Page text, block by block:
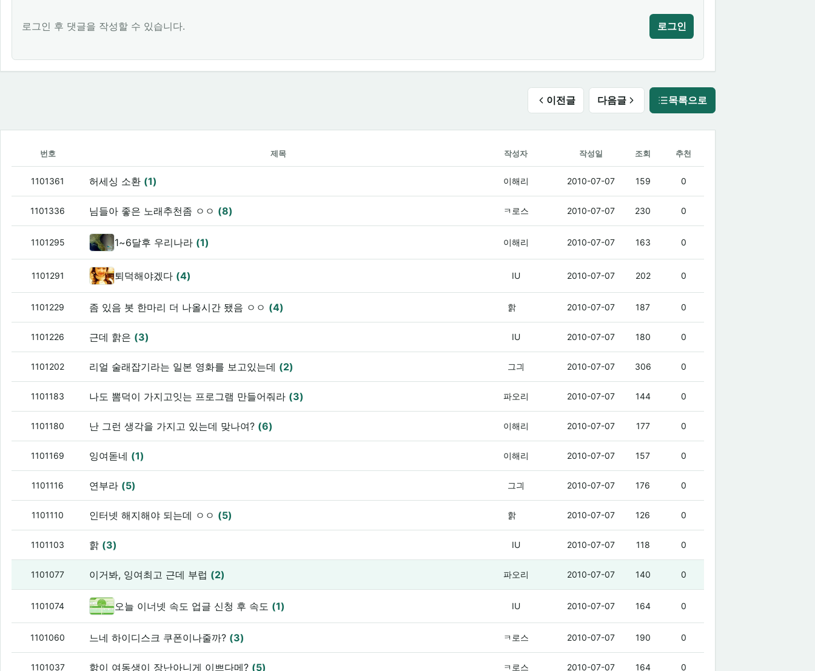
로그인 후 댓글을 작성할 수 있습니다. 로그인
이전글 다음글 목록으로
번호 제목 작성자 작성일 조회 추천
1101361 허세싱 소환 (1) 이해리 2010-07-07 159 0
1101336 님들아 좋은 노래추천좀 ㅇㅇ (8) ㅋ로스 2010-07-07 230 0
1101295 1~6달후 우리나라 (1) 이해리 2010-07-07 163 0
1101291 퇴덕해야겠다 (4) IU 2010-07-07 202 0
1101229 좀 있음 봇 한마리 더 나올시간 됐음 ㅇㅇ (4) 핡 2010-07-07 187 0
1101226 근데 핡은 (3) IU 2010-07-07 180 0
1101202 리얼 술래잡기라는 일본 영화를 보고있는데 (2) 그긔 2010-07-07 306 0
1101183 나도 뽐덕이 가지고잇는 프로그램 만들어줘라 (3) 파오리 2010-07-07 144 0
1101180 난 그런 생각을 가지고 있는데 맞나여? (6) 이해리 2010-07-07 177 0
1101169 잉여돋네 (1) 이해리 2010-07-07 157 0
1101116 연부라 (5) 그긔 2010-07-07 176 0
1101110 인터넷 해지해야 되는데 ㅇㅇ (5) 핡 2010-07-07 126 0
1101103 핡 (3) IU 2010-07-07 118 0
1101077 이거봐, 잉여최고 근데 부럽 (2) 파오리 2010-07-07 140 0
1101074 오늘 이너넷 속도 업글 신청 후 속도 (1) IU 2010-07-07 164 0
1101060 느네 하이디스크 쿠폰이나줄까? (3) ㅋ로스 2010-07-07 190 0
1101037 핡이 여동생이 장난아니게 이쁘다메? (5) ㅋ로스 2010-07-07 164 0